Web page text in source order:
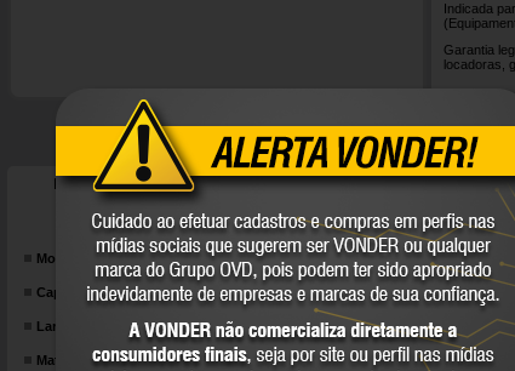
Indicada
Garantia
locadoras,
DETALHES TÉCNICOS
Modelo:
Capacidade de carga.: 2,5 toneladas (2,5 tf)
Largura: 685 mm
Material da roda: Nylon